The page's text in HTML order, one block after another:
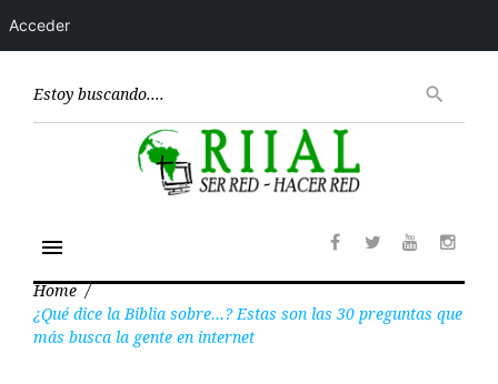
search
menu
Home /
¿Qué dice la Biblia sobre…? Estas son las 30 preguntas que
más busca la gente en internet
Acceder